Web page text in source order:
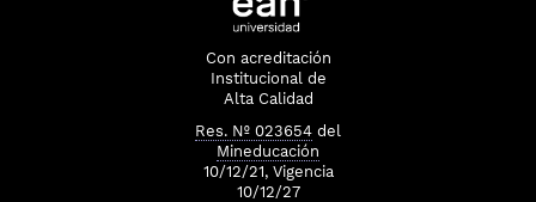
Con acreditación
Institucional de
Alta Calidad
Res. Nº 023654 del
Mineducación
10/12/21, Vigencia
10/12/27